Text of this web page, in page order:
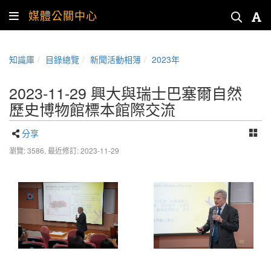
媒體公關中心
知識庫 目錄總覽 新聞活動相簿 2023年
2023-11-29 興大與瑞士巴塞爾自然
歷史博物館標本館際交流
分享
瀏覽: 3586, 最近修訂: 2023-11-29